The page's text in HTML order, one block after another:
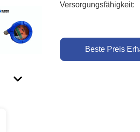
Versorgungsfähigkeit:
Beste Preis